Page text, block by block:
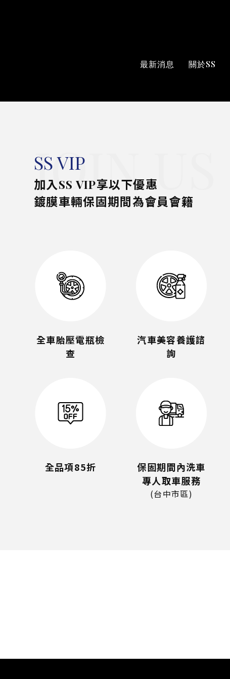
最新消息 關於SS
JOIN US
SS VIP
加入SS VIP享以下優惠
鍍膜車輛保固期間為會員會籍
全車胎壓電瓶檢
查
汽車美容養護諮
詢
全品項85折
保固期間內洗車
專人取車服務
(台中市區)